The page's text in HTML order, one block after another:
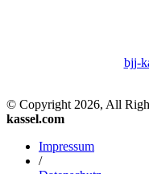
bjj-
© Copyright 2026, All
kassel.com
Impressum
/